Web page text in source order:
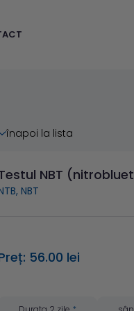
înapoi la lista
NBT
NBT
56.00 lei